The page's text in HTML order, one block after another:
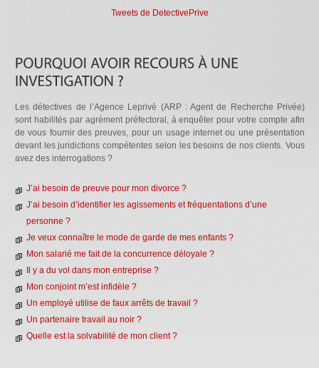
Tweets de DetectivePrive
Les détectives de l’Agence Leprivé (ARP : Agent de Recherche Privée)
sont habilités par agrément préfectoral, à enquêter pour votre compte afin
de vous fournir des preuves, pour un usage internet ou une présentation
devant les juridictions compétentes selon les besoins de nos clients. Vous
avez des interrogations ?
J’ai besoin de preuve pour mon divorce ?
J’ai besoin d’identifier les agissements et fréquentations d’une
personne ?
Je veux connaître le mode de garde de mes enfants ?
Mon salarié me fait de la concurrence déloyale ?
Il y a du vol dans mon entreprise ?
Mon conjoint m’est infidèle ?
Un employé utilise de faux arrêts de travail ?
Un partenaire travail au noir ?
Quelle est la solvabilité de mon client ?